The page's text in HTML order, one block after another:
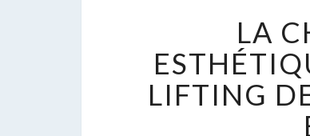
LA
LIFTING